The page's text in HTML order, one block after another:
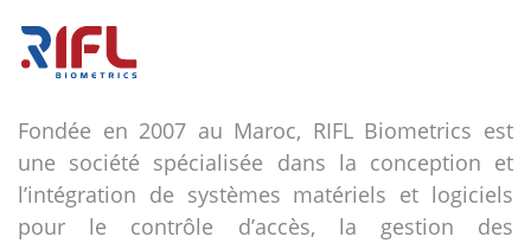
Fondée en 2007 au Maroc, RIFL Biometrics est
une société spécialisée dans la conception et
l’intégration de systèmes matériels et logiciels
pour le contrôle d’accès, la gestion des